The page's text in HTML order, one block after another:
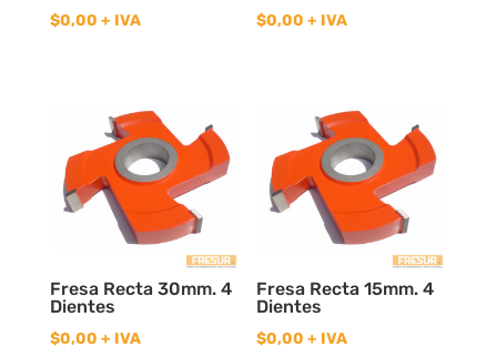
$0,00 + IVA $0,00 + IVA
Fresa Recta 30mm. 4
Dientes
$0,00 + IVA
Fresa Recta 15mm. 4
Dientes
$0,00 + IVA